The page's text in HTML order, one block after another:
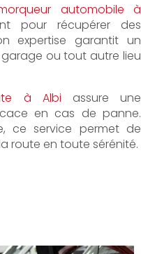
automobile à
pour récupérer des
expertise garantit un
ou tout autre lieu
à Albi assure une
en cas de panne.
ce service permet de
route en toute sérénité.